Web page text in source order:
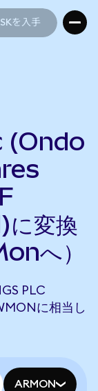
を入手
(Ondo
変換
へ）
PLC
に相当し
ARMON